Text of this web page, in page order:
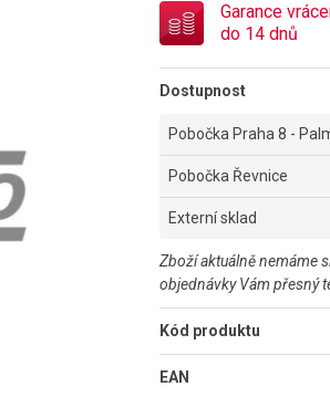
Garance
do 14 dnů
Dostupnost
Pobočka Praha 8 -
Pobočka Řevnice
Externí sklad
Zboží aktuálně nemáme
objednávky Vám přesný
Kód produktu
EAN